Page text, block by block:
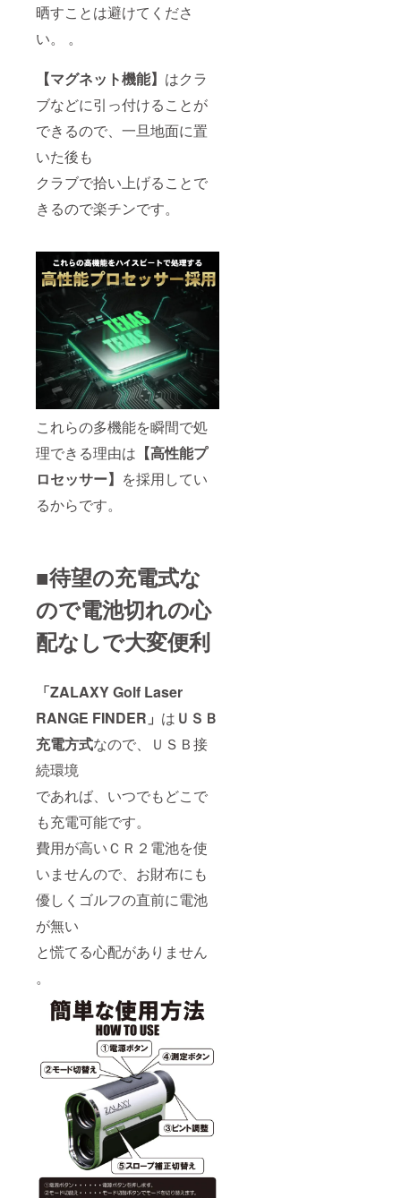
晒すことは避けてくださ
い。 。
【マグネット機能】 はクラ
ブなどに引っ付けることが
できるので、一旦地面に置
いた後も
クラブで拾い上げることで
きるので楽チンです。
これらの多機能を瞬間で処
理できる理由は 【高性能プ
ロセッサー】 を採用してい
るからです。
■待望の充電式な
ので電池切れの心
配なしで大変便利
「ZALAXY Golf Laser
RANGE FINDER」 は ＵＳＢ
充電方式なので、ＵＳＢ接
続環境
であれば、いつでもどこで
も充電可能です。
費用が高いＣＲ２電池を使
いませんので、お財布にも
優しくゴルフの直前に電池
が無い
と慌てる心配がありません
。